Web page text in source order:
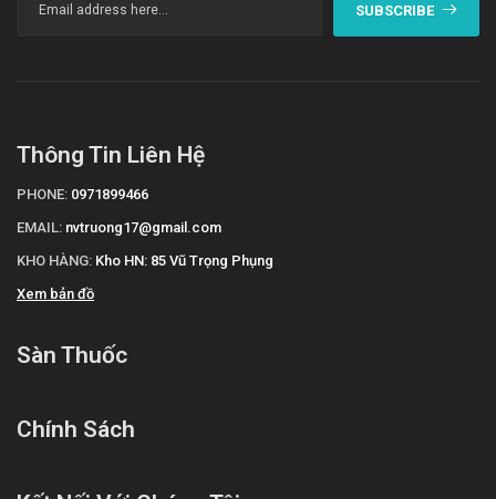
SUBSCRIBE
Thông Tin Liên Hệ
PHONE: 0971899466
EMAIL: nvtruong17@gmail.com
KHO HÀNG: Kho HN: 85 Vũ Trọng Phụng
Xem bản đồ
Sàn Thuốc
Chính Sách